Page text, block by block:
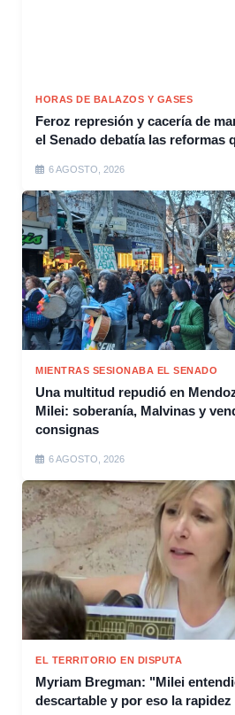
HORAS DE BALAZOS Y GASES
Feroz represión y cacería de
el Senado debatía las reformas
6 AGOSTO, 2026
MIENTRAS SESIONABA EL SENADO
Una multitud repudió en
Milei: soberanía, Malvinas y
consignas
6 AGOSTO, 2026
EL TERRITORIO EN DISPUTA
Myriam Bregman: "Milei
descartable y por eso la